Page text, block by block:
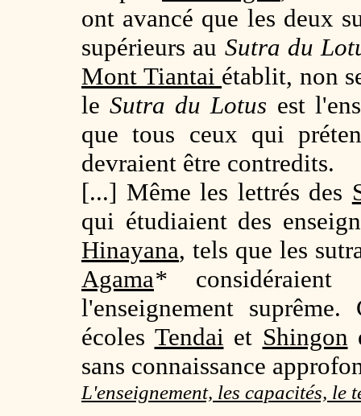
ont avancé que les deux
supérieurs au Sutra du
Mont Tiantai établit, non
leSutra du Lotus est
que tous ceux qui
devraient être contredits.
[...] Même les lettrés des
qui étudiaient des
Hinayana, tels que les
Agama*
l'enseignement
écoles Tendai et Shingon
sans connaissance
L'enseignement, les capacités, le